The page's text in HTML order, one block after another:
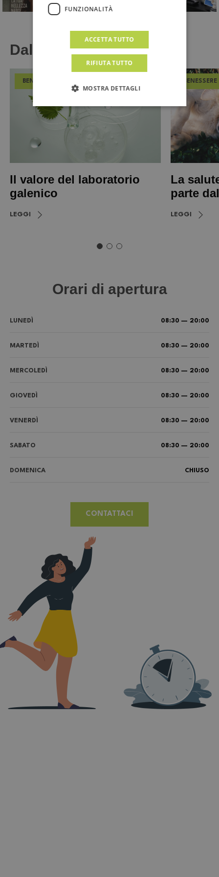
Dal Magazine
BENESSERE
Il valore del laboratorio
galenico
LEGGI
BENESSERE
La
parte
LEGGI
Orari di apertura
LUNEDÌ 08:30 — 20:00
MARTEDÌ 08:30 — 20:00
MERCOLEDÌ 08:30 — 20:00
GIOVEDÌ 08:30 — 20:00
VENERDÌ 08:30 — 20:00
SABATO 08:30 — 20:00
DOMENICA CHIUSO
CONTATTACI
FUNZIONALITÀ
ACCETTA TUTTO
RIFIUTA TUTTO
MOSTRA DETTAGLI